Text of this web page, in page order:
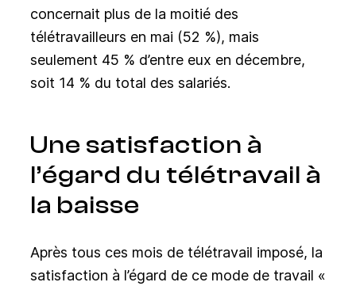
concernait plus de la moitié des
télétravailleurs en mai (52 %), mais
seulement 45 % d’entre eux en décembre,
soit 14 % du total des salariés.
Une satisfaction à
l’égard du télétravail à
la baisse
Après tous ces mois de télétravail imposé, la
satisfaction à l’égard de ce mode de travail «